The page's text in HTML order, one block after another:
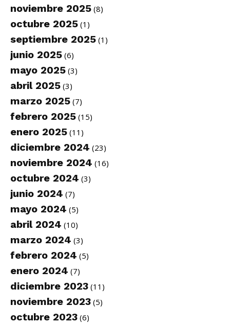
noviembre 2025 (8)
octubre 2025 (1)
septiembre 2025 (1)
junio 2025 (6)
mayo 2025 (3)
abril 2025 (3)
marzo 2025 (7)
febrero 2025 (15)
enero 2025 (11)
diciembre 2024 (23)
noviembre 2024 (16)
octubre 2024 (3)
junio 2024 (7)
mayo 2024 (5)
abril 2024 (10)
marzo 2024 (3)
febrero 2024 (5)
enero 2024 (7)
diciembre 2023 (11)
noviembre 2023 (5)
octubre 2023 (6)